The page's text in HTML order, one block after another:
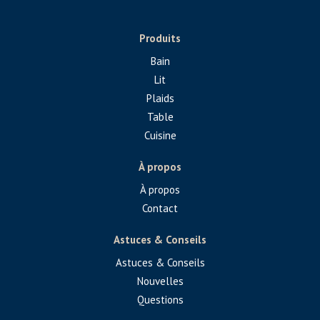
Produits
Bain
Lit
Plaids
Table
Cuisine
À propos
À propos
Contact
Astuces & Conseils
Astuces & Conseils
Nouvelles
Questions